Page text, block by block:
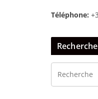
Téléphone: